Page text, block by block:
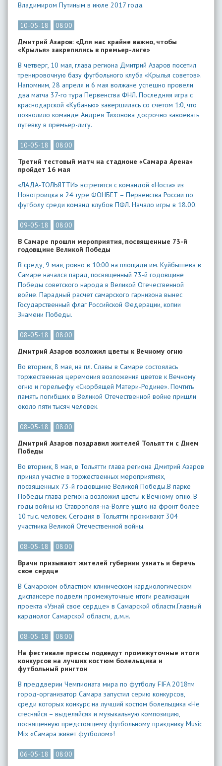
Владимиром Путиным в июле 2017 года.
10-05-18
08:00
Дмитрий Азаров: «Для нас крайне важно, чтобы
«Крылья» закрепились в премьер-лиге»
В четверг, 10 мая, глава региона Дмитрий Азаров посетил
тренировочную базу футбольного клуба «Крылья советов».
Напомним, 28 апреля и 6 мая волжане успешно провели
два матча 37-го тура Первенства ФНЛ. Последняя игра с
краснодарской «Кубанью» завершилась со счетом 1:0, что
позволило команде Андрея Тихонова досрочно завоевать
путевку в премьер-лигу.
10-05-18
08:00
Третий тестовый матч на стадионе «Самара Арена»
пройдет 16 мая
«ЛАДА-ТОЛЬЯТТИ» встретится с командой «Носта» из
Новотроицка в 24 туре ФОНБЕТ – Первенства России по
футболу среди команд клубов ПФЛ. Начало игры в 18.00.
09-05-18
08:00
В Самаре прошли мероприятия, посвященные 73-й
годовщине Великой Победы
В среду, 9 мая, ровно в 10:00 на площади им. Куйбышева в
Самаре начался парад, посвященный 73-й годовщине
Победы советского народа в Великой Отечественной
войне. Парадный расчет самарского гарнизона вынес
Государственный флаг Российской Федерации, копии
Знамени Победы.
08-05-18
08:00
Дмитрий Азаров возложил цветы к Вечному огню
Во вторник, 8 мая, на пл. Славы в Самаре состоялась
торжественная церемония возложения цветов к Вечному
огню и горельефу «Скорбящей Матери-Родине». Почтить
память погибших в Великой Отечественной войне пришли
около пяти тысяч человек.
08-05-18
08:00
Дмитрий Азаров поздравил жителей Тольятти с Днем
Победы
Во вторник, 8 мая, в Тольятти глава региона Дмитрий Азаров
принял участие в торжественных мероприятиях,
посвященных 73-й годовщине Великой Победы.В парке
Победы глава региона возложил цветы к Вечному огню. В
годы войны из Ставрополя-на-Волге ушло на фронт более
10 тыс. человек. Сегодня в Тольятти проживают 304
участника Великой Отечественной войны.
08-05-18
08:00
Врачи призывают жителей губернии узнать и беречь
свое сердце
В Самарском областном клиническом кардиологическом
диспансере подвели промежуточные итоги реализации
проекта «Узнай свое сердце» в Самарской области.Главный
кардиолог Самарской области, д.м.н.
08-05-18
08:00
На фестивале прессы подведут промежуточные итоги
конкурсов на лучших костюм болельщика и
футбольный рингтон
В преддверии Чемпионата мира по футболу FIFA 2018тм
город-организатор Самара запустил серию конкурсов,
среди которых конкурс на лучший костюм болельщика «Не
стесняйся – выделяйся» и музыкальную композицию,
посвященную предстоящему футбольному празднику Music
Mix «Самара живет футболом»!
06-05-18 08:00